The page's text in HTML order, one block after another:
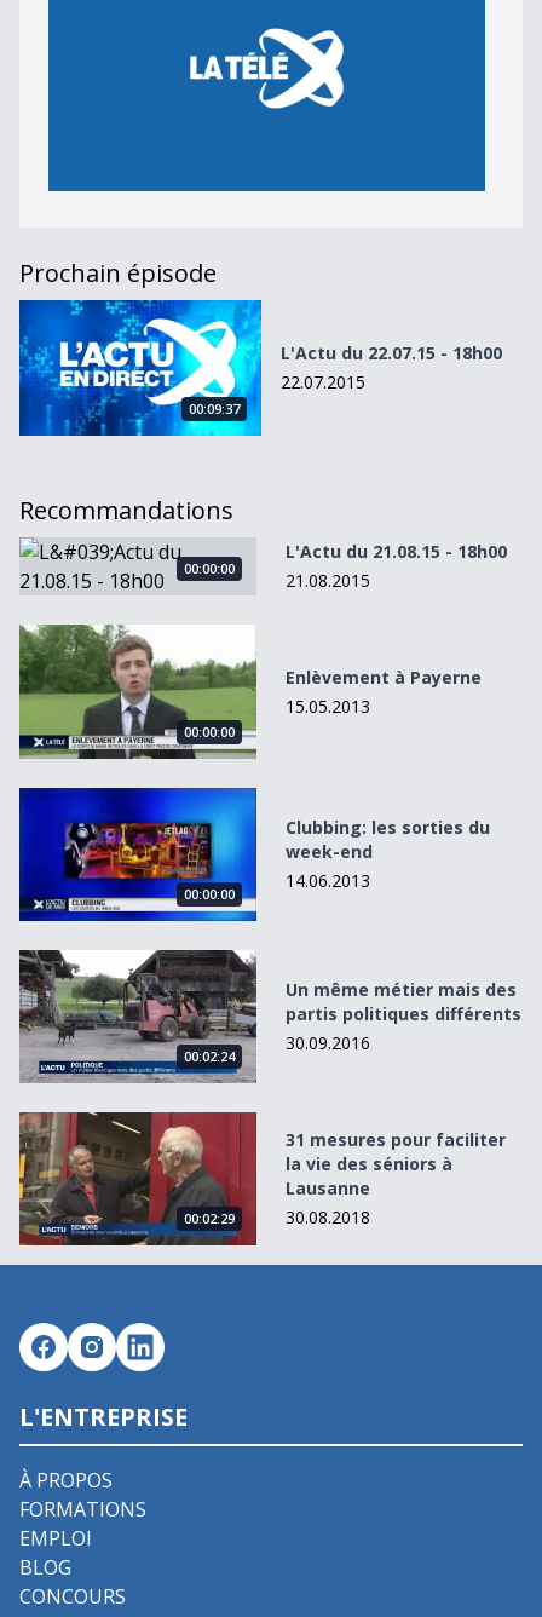
Prochain épisode
L&#039;Actu du 22.07.15 - 18h00
00:09:37
L'Actu du 22.07.15 - 18h00
22.07.2015
Recommandations
L&#039;Actu du 21.08.15 - 18h00
00:00:00
L'Actu du 21.08.15 - 18h00
21.08.2015
Enlèvement à Payerne
00:00:00
Enlèvement à Payerne
15.05.2013
Clubbing: les sorties du week-end
00:00:00
Clubbing: les sorties du
week-end
14.06.2013
Un même métier mais des partis politiques différents
00:02:24
Un même métier mais des
partis politiques différents
30.09.2016
31 mesures pour faciliter la vie des séniors à Lausanne
00:02:29
31 mesures pour faciliter
la vie des séniors à
Lausanne
30.08.2018
L'ENTREPRISE
À PROPOS
FORMATIONS
EMPLOI
BLOG
CONCOURS